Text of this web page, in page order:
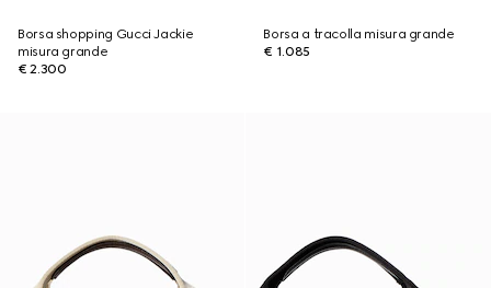
Borsa shopping Gucci Jackie
misura grande
€ 2.300
Borsa a tracolla misura grande
€ 1.085